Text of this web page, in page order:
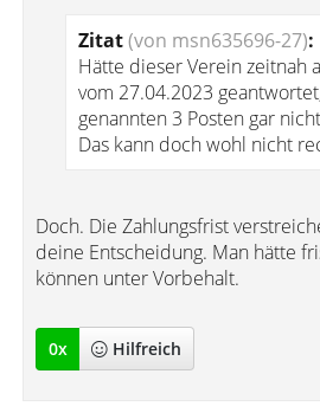
Zitat(von msn635696-27):
Hätte dieser Verein zeitnah
vom 27.04.2023
genannten 3 Posten gar
Das kann doch wohl nicht
Doch. Die Zahlungsfrist
deine Entscheidung. Man hätte
können unter Vorbehalt.
0x Hilfreich